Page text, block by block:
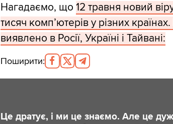
Нагадаємо, що 12 травня новий
тисяч комп’ютерів у різних
виявлено в Росії, Україні і Тайвані:
Поширити:
Це дратує, і ми це знаємо. Але це